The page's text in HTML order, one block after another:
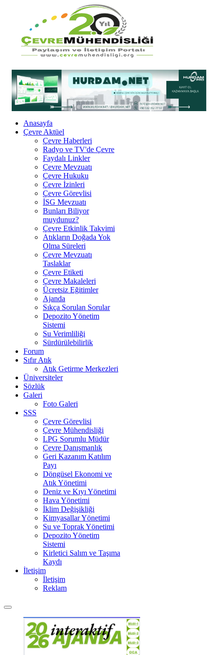
Anasayfa
Çevre Aktüel
Çevre Haberleri
Radyo ve TV'de Çevre
Faydalı Linkler
Çevre Mevzuatı
Çevre Hukuku
Çevre İzinleri
Çevre Görevlisi
İSG Mevzuatı
Bunları Biliyor
muydunuz?
Çevre Etkinlik Takvimi
Atıkların Doğada Yok
Olma Süreleri
Çevre Mevzuatı
Taslaklar
Çevre Etiketi
Çevre Makaleleri
Ücretsiz Eğitimler
Ajanda
Sıkça Sorulan Sorular
Depozito Yönetim
Sistemi
Su Verimliliği
Sürdürülebilirlik
Forum
Sıfır Atık
Atık Getirme Merkezleri
Üniversiteler
Sözlük
Galeri
Foto Galeri
SSS
Çevre Görevlisi
Çevre Mühendisliği
LPG Sorumlu Müdür
Çevre Danışmanlık
Geri Kazanım Katılım
Payı
Döngüsel Ekonomi ve
Atık Yönetimi
Deniz ve Kıyı Yönetimi
Hava Yönetimi
İklim Değişikliği
Kimyasallar Yönetimi
Su ve Toprak Yönetimi
Depozito Yönetim
Sistemi
Kirletici Salım ve Taşıma
Kaydı
İletişim
İletişim
Reklam